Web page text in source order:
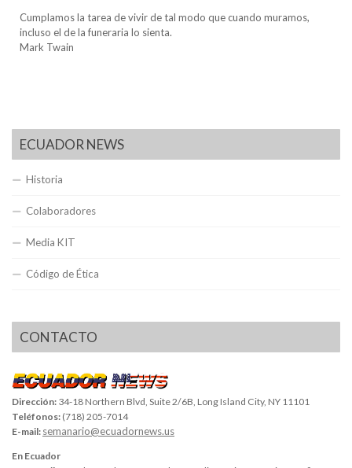
Cumplamos la tarea de vivir de tal modo que cuando muramos,
incluso el de la funeraria lo sienta.
Mark Twain
ECUADOR NEWS
Historia
Colaboradores
Media KIT
Código de Ética
CONTACTO
Dirección: 34-18 Northern Blvd, Suite 2/6B, Long Island City, NY 11101
Teléfonos: (718) 205-7014
E-mail: semanario@ecuadornews.us
En Ecuador